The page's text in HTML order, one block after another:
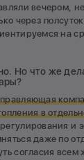
вечером,
через
на
Но что же
в
и
даже по
согласия всем